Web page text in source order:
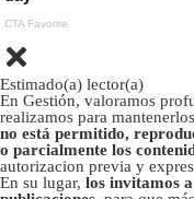
Estimado(a) lector(a)
En Gestión, valoramos
realizamos para
no está permitido,
o parcialmente los
autorizacion previa y
En su lugar, los invitamos